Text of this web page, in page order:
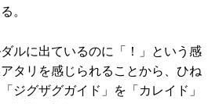
。
ルに出ているのに「！」という感
タリを感じられることから、ひね
ジグザグガイド」を「カレイド」